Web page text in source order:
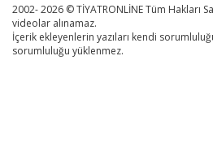
2002- 2026 © TİYATRONLİNE Tüm Hakları
videolar alınamaz.
İçerik ekleyenlerin yazıları kendi
sorumluluğu yüklenmez.